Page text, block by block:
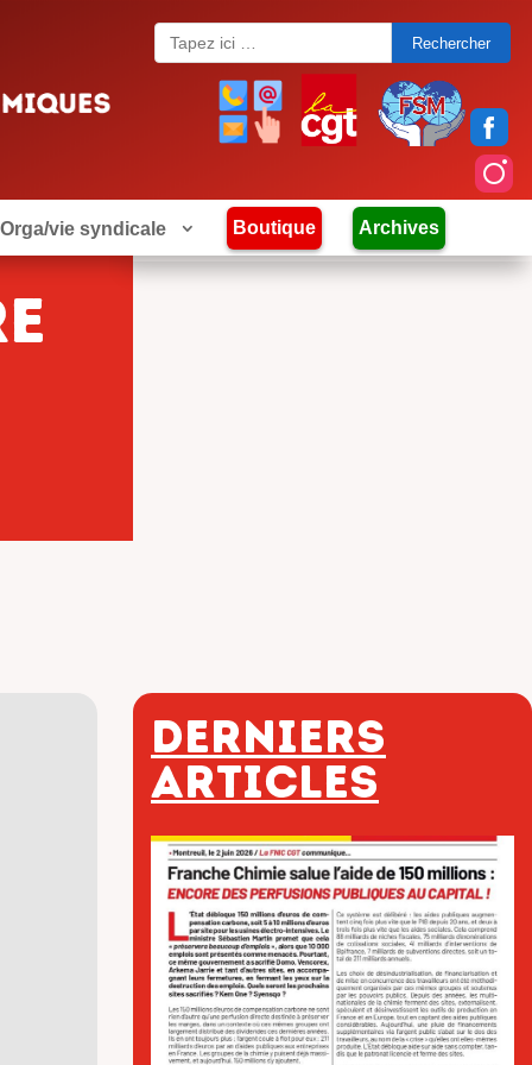
Search
for:
Orga/vie syndicale Boutique Archives
Derniers
articles